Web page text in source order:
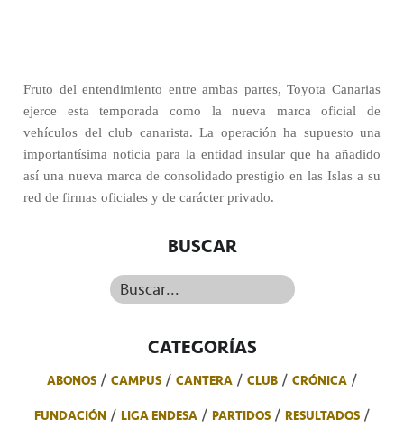
Fruto del entendimiento entre ambas partes, Toyota Canarias
ejerce esta temporada como la nueva marca oficial de
vehículos del club canarista. La operación ha supuesto una
importantísima noticia para la entidad insular que ha añadido
así una nueva marca de consolidado prestigio en las Islas a su
red de firmas oficiales y de carácter privado.
BUSCAR
Buscar...
CATEGORÍAS
ABONOS CAMPUS CANTERA CLUB
CRÓNICA
FUNDACIÓN
LIGA ENDESA PARTIDOS
RESULTADOS